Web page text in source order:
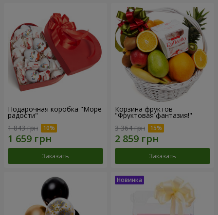
Подарочная коробка "Море
радости"
1 843 грн
Заказать
Корзина фруктов
"Фруктовая фантазия!"
3 364 грн
Заказать